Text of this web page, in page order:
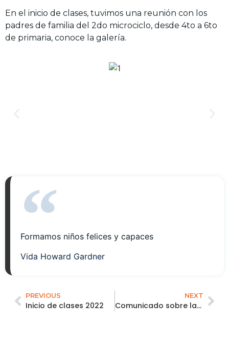
En el inicio de clases, tuvimos una reunión con los
padres de familia del 2do microciclo, desde 4to a 6to
de primaria, conoce la galería.
Formamos niños felices y capaces
Vida Howard Gardner
PREVIOUS
Inicio de clases 2022
NEXT
Comunicado sobre las disposiciones del gobierno